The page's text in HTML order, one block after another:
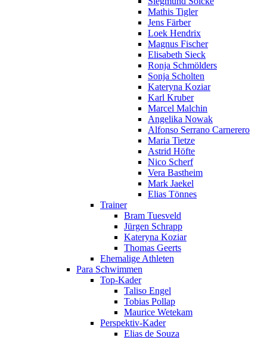
Mathis Tigler
Jens Färber
Loek Hendrix
Magnus Fischer
Elisabeth Sieck
Ronja Schmölders
Sonja Scholten
Kateryna Koziar
Karl Kruber
Marcel Malchin
Angelika Nowak
Alfonso Serrano Carnerero
Maria Tietze
Astrid Höfte
Nico Scherf
Vera Bastheim
Mark Jaekel
Elias Tönnes
Trainer
Bram Tuesveld
Jürgen Schrapp
Kateryna Koziar
Thomas Geerts
Ehemalige Athleten
Para Schwimmen
Top-Kader
Taliso Engel
Tobias Pollap
Maurice Wetekam
Perspektiv-Kader
Elias de Souza